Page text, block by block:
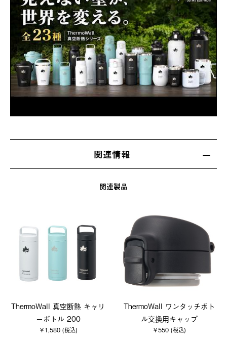
関連情報
関連製品
ThermoWall 真空断熱 キャリ
ーボトル 200
￥1,580 (税込)
ThermoWall ワンタッチボト
ル交換用キャップ
￥550 (税込)